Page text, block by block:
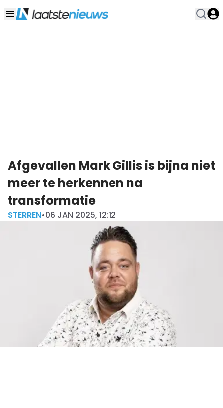
Afgevallen Mark Gillis is bijna niet
meer te herkennen na
transformatie
STERREN•06 JAN 2025, 12:12